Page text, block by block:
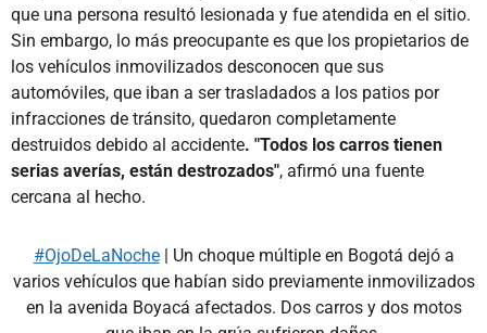
que una persona resultó lesionada y fue atendida en el sitio.
Sin embargo, lo más preocupante es que los propietarios de
los vehículos inmovilizados desconocen que sus
automóviles, que iban a ser trasladados a los patios por
infracciones de tránsito, quedaron completamente
destruidos debido al accidente. "Todos los carros tienen
serias averías, están destrozados", afirmó una fuente
cercana al hecho.
#OjoDeLaNoche| Un choque múltiple en Bogotá dejó a
varios vehículos que habían sido previamente inmovilizados
en la avenida Boyacá afectados. Dos carros y dos motos